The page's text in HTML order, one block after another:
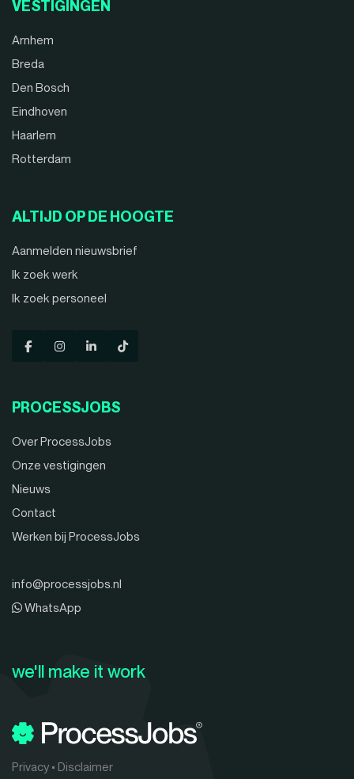
VESTIGINGEN
Arnhem
Breda
Den Bosch
Eindhoven
Haarlem
Rotterdam
ALTIJD OP DE HOOGTE
Aanmelden nieuwsbrief
Ik zoek werk
Ik zoek personeel
PROCESSJOBS
Over ProcessJobs
Onze vestigingen
Nieuws
Contact
Werken bij ProcessJobs
info@processjobs.nl
WhatsApp
Privacy• Disclaimer
we'll make it work